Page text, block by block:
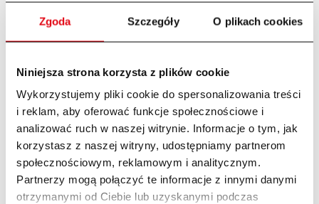
Zgoda Szczegóły O plikach cookies
Niniejsza strona korzysta z plików cookie
Wykorzystujemy pliki cookie do spersonalizowania treści
i reklam, aby oferować funkcje społecznościowe i
analizować ruch w naszej witrynie. Informacje o tym, jak
korzystasz z naszej witryny, udostępniamy partnerom
społecznościowym, reklamowym i analitycznym.
Partnerzy mogą połączyć te informacje z innymi danymi
otrzymanymi od Ciebie lub uzyskanymi podczas
Klasa ochrony IP 54
Wymiar montażowy 845 x 935 x 1500mm
Siła rozłupywania 8 ton
Maks. skok łupania 485mm
Średnica łupania 80-300mm